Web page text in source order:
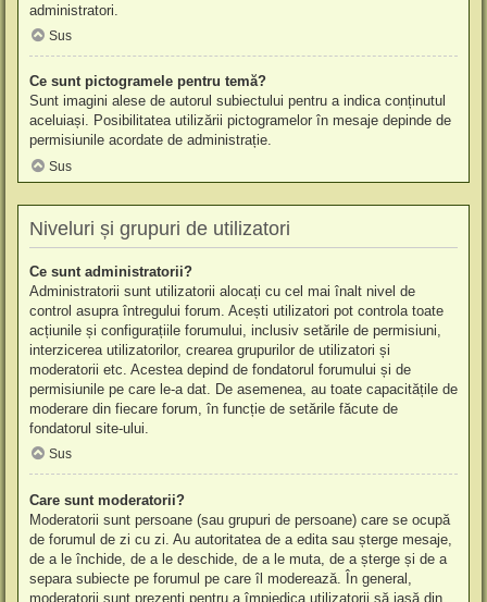
administratori.
Sus
Ce sunt pictogramele pentru temă?
Sunt imagini alese de autorul subiectului pentru a indica conținutul
aceluiași. Posibilitatea utilizării pictogramelor în mesaje depinde de
permisiunile acordate de administrație.
Sus
Niveluri și grupuri de utilizatori
Ce sunt administratorii?
Administratorii sunt utilizatorii alocați cu cel mai înalt nivel de
control asupra întregului forum. Acești utilizatori pot controla toate
acțiunile și configurațiile forumului, inclusiv setările de permisiuni,
interzicerea utilizatorilor, crearea grupurilor de utilizatori și
moderatorii etc. Acestea depind de fondatorul forumului și de
permisiunile pe care le-a dat. De asemenea, au toate capacitățile de
moderare din fiecare forum, în funcție de setările făcute de
fondatorul site-ului.
Sus
Care sunt moderatorii?
Moderatorii sunt persoane (sau grupuri de persoane) care se ocupă
de forumul de zi cu zi. Au autoritatea de a edita sau șterge mesaje,
de a le închide, de a le deschide, de a le muta, de a șterge și de a
separa subiecte pe forumul pe care îl moderează. În general,
moderatorii sunt prezenți pentru a împiedica utilizatorii să iasă din